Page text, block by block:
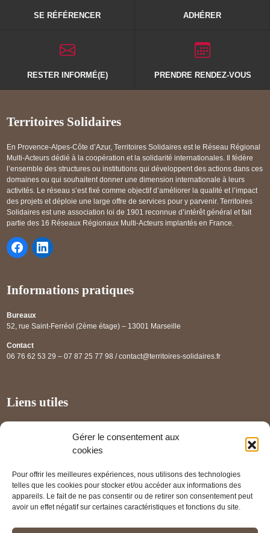
Gérer le consentement aux
cookies
Pour offrir les meilleures expériences, nous utilisons des technologies
telles que les cookies pour stocker et/ou accéder aux informations des
appareils. Le fait de ne pas consentir ou de retirer son consentement peut
avoir un effet négatif sur certaines caractéristiques et fonctions du site.
SE RÉFÉRENCER ADHÉRER
RESTER INFORMÉ(E) PRENDRE RENDEZ-VOUS
Territoires Solidaires
En Provence-Alpes-Côte d’Azur, Territoires Solidaires est le Réseau Régional
Multi-Acteurs dédié à la coopération et la solidarité internationales. Il fédère
l’ensemble des structures ou institutions qui développent des actions dans ces
domaines ou qui souhaitent donner une dimension internationale à leurs
activités. Le réseau s’est fixé comme objectif d’améliorer la qualité et l’impact
des projets et déploie une large offre de services pour y parvenir. Territoires
Solidaires est une association loi de 1901 reconnue d’intérêt général et fait
partie des 16 Réseaux Régionaux Multi-Acteurs implantés en France.
Informations pratiques
Bureaux
52, rue Saint-Ferréol (2ème étage) – 13001 Marseille
Contact
06 76 62 53 29 – 07 87 25 77 98 / contact@territoires-solidaires.fr
Liens utiles
Panorama des projets
Mentions légales
PRENDRE RENDEZ-VOUS